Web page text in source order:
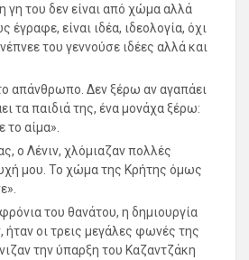
γη του δεν είναι από χώμα αλλά
είναι ιδέα, ιδεολογία, όχι
του γεννούσε ιδέες αλλά και
απάνθρωπο. Δεν ξέρω αν αγαπάει
τα παιδιά της, ένα μονάχα ξέρω:
το αίμα».
ο Λένιν, χλόμιαζαν πολλές
μου. Το χώμα της Κρήτης όμως
του θανάτου, η δημιουργία
οι τρεις μεγάλες φωνές της
την ύπαρξη του Καζαντζάκη